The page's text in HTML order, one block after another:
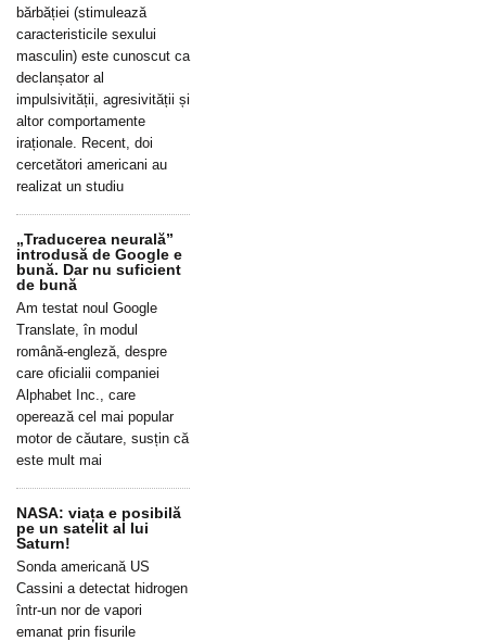
bărbăției (stimulează
caracteristicile sexului
masculin) este cunoscut ca
declanșator al
impulsivității, agresivității și
altor comportamente
iraționale. Recent, doi
cercetători americani au
realizat un studiu
„Traducerea neurală”
introdusă de Google e
bună. Dar nu suficient
de bună
Am testat noul Google
Translate, în modul
română-engleză, despre
care oficialii companiei
Alphabet Inc., care
operează cel mai popular
motor de căutare, susțin că
este mult mai
NASA: viața e posibilă
pe un satelit al lui
Saturn!
Sonda americană US
Cassini a detectat hidrogen
într-un nor de vapori
emanat prin fisurile